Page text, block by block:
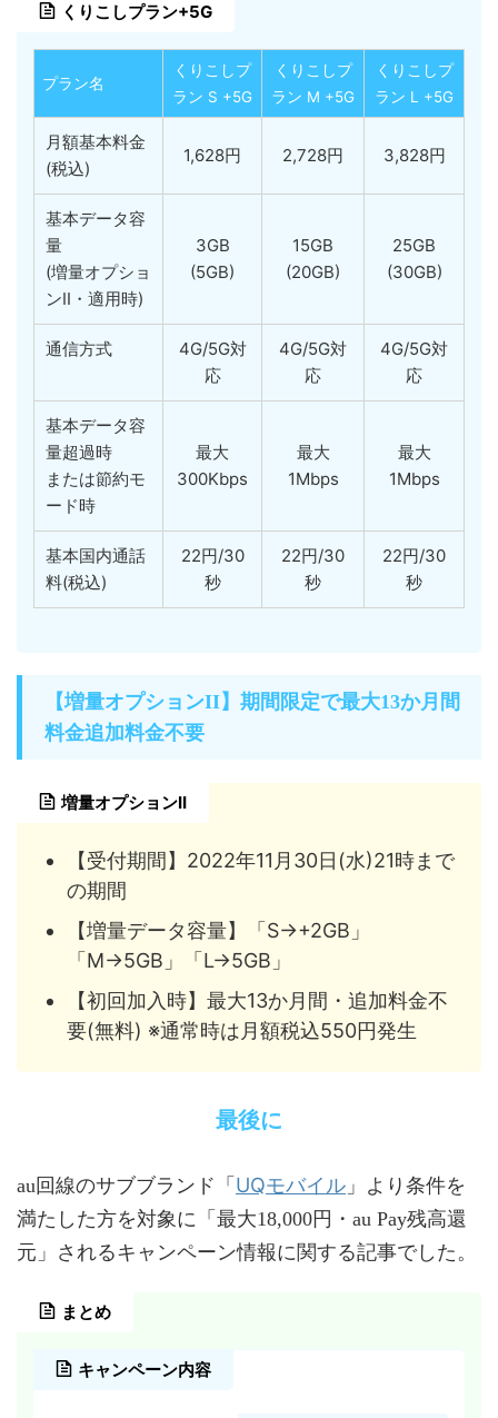
くりこしプラン+5G
プラン名
くりこしプ
ラン S +5G
くりこしプ
ラン M +5G
くりこしプ
ラン L +5G
月額基本料金
(税込)
1,628円 2,728円 3,828円
基本データ容
量
(増量オプショ
ンII・適用時)
3GB
(5GB)
15GB
(20GB)
25GB
(30GB)
通信方式
4G/5G対
応
4G/5G対
応
4G/5G対
応
基本データ容
量超過時
または節約モ
ード時
最大
300Kbps
最大
1Mbps
最大
1Mbps
基本国内通話
料(税込)
22円/30
秒
22円/30
秒
22円/30
秒
【増量オプションII】期間限定で最大13か月間
料金追加料金不要
増量オプションII
【受付期間】2022年11月30日(水)21時まで
の期間
【増量データ容量】「S→+2GB」
「M→5GB」「L→5GB」
【初回加入時】最大13か月間・追加料金不
要(無料) ※通常時は月額税込550円発生
最後に
au回線のサブブランド「 UQモバイル 」より条件を
満たした方を対象に「最大18,000円・au Pay残高還
元」されるキャンペーン情報に関する記事でした。
まとめ
キャンペーン内容